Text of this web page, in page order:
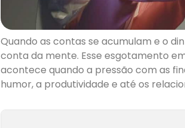
Quando as contas se acumulam e o
conta da mente. Esse esgotamento
acontece quando a pressão com as
humor, a produtividade e até os